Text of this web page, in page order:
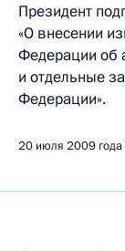
Президент
«О внесении
Федерации об
и отдельные
Федерации».
20 июля 2009 года